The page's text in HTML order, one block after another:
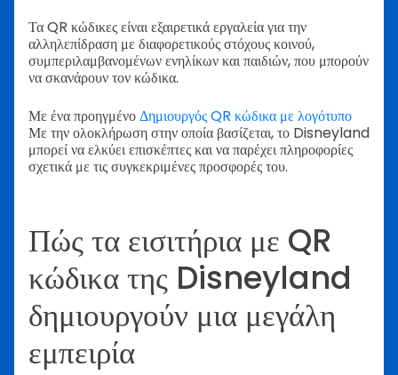
Τα QR κώδικες είναι εξαιρετικά εργαλεία για την
αλληλεπίδραση με διαφορετικούς στόχους κοινού,
συμπεριλαμβανομένων ενηλίκων και παιδιών, που μπορούν
να σκανάρουν τον κώδικα.
Με ένα προηγμένοΔημιουργός QR κώδικα με λογότυπο
Με την ολοκλήρωση στην οποία βασίζεται, το Disneyland
μπορεί να ελκύει επισκέπτες και να παρέχει πληροφορίες
σχετικά με τις συγκεκριμένες προσφορές του.
Πώς τα εισιτήρια με QR
κώδικα της Disneyland
δημιουργούν μια μεγάλη
εμπειρία